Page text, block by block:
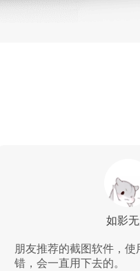
如影
朋友推荐的截图软件，使
错，会一直用下去的。